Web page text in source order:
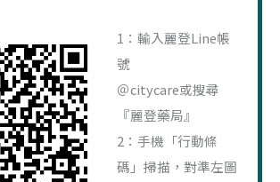
1：輸入麗登Line帳
號
＠citycare或搜尋
『麗登藥局』
2：手機「行動條
碼」掃描，對準左圖